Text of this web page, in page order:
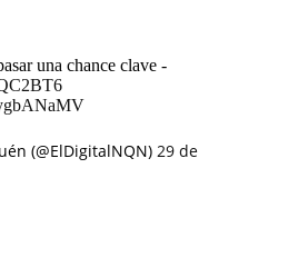
una chance clave -
(@ElDigitalNQN) 29 de